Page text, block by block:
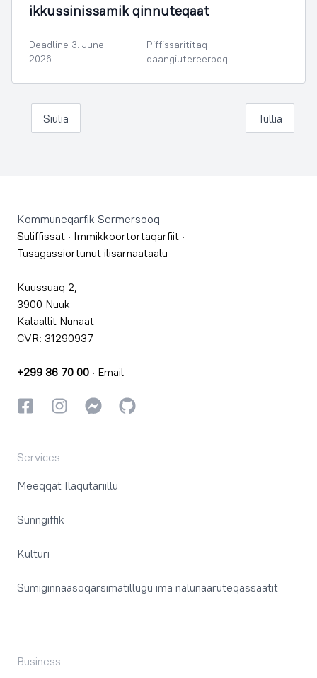
ikkussinissamik qinnuteqaat
Deadline 3. June
2026
Piffissarititaq
qaangiutereerpoq
Siulia Tullia
Kommuneqarfik Sermersooq
Suliffissat · Immikkoortortaqarfiit ·
Tusagassiortunut ilisarnaataalu
Kuussuaq 2,
3900 Nuuk
Kalaallit Nunaat
CVR: 31290937
+299 36 70 00 · Email
FacebookkiInstagrammiInstagrammi
GitHub
Services
Meeqqat Ilaqutariillu
Sunngiffik
Kulturi
Sumiginnaasoqarsimatillugu ima nalunaaruteqassaatit
Business